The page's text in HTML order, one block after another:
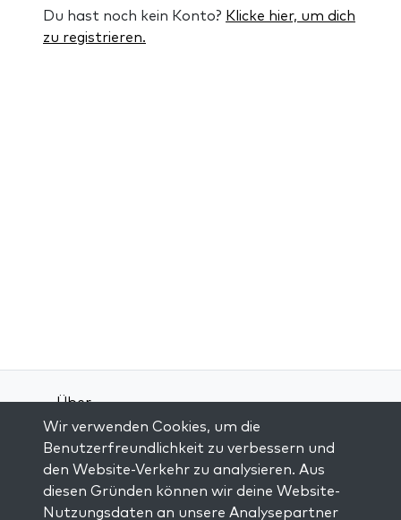
Du hast noch kein Konto? Klicke hier, um dich
zu registrieren.
Über
Kontakt
Datenschutz-Bestimmungen
Wir verwenden Cookies, um die
Benutzerfreundlichkeit zu verbessern und
den Website-Verkehr zu analysieren. Aus
diesen Gründen können wir deine Website-
Nutzungsdaten an unsere Analysepartner